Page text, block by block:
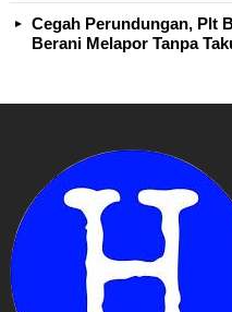
Cegah Perundungan, Plt
Berani Melapor Tanpa